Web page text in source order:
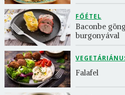
FŐÉTEL
Baconbe
burgonyával
Falafel